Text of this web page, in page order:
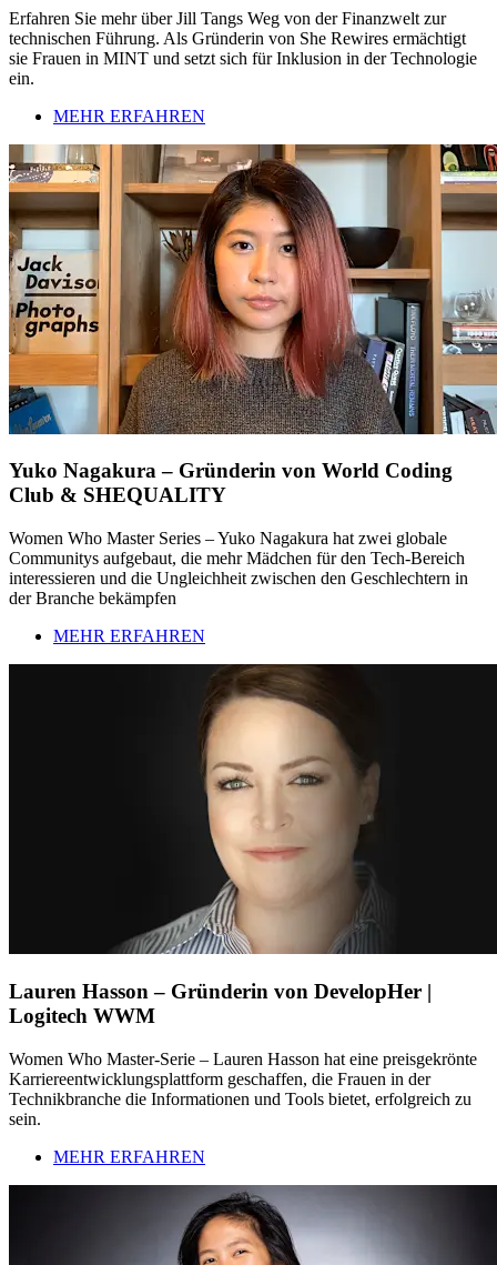
Erfahren Sie mehr über Jill Tangs Weg von der Finanzwelt zur
technischen Führung. Als Gründerin von She Rewires ermächtigt
sie Frauen in MINT und setzt sich für Inklusion in der Technologie
ein.
MEHR ERFAHREN
Yuko Nagakura – Gründerin von World Coding
Club & SHEQUALITY
Women Who Master Series – Yuko Nagakura hat zwei globale
Communitys aufgebaut, die mehr Mädchen für den Tech-Bereich
interessieren und die Ungleichheit zwischen den Geschlechtern in
der Branche bekämpfen
MEHR ERFAHREN
Lauren Hasson – Gründerin von DevelopHer |
Logitech WWM
Women Who Master-Serie – Lauren Hasson hat eine preisgekrönte
Karriereentwicklungsplattform geschaffen, die Frauen in der
Technikbranche die Informationen und Tools bietet, erfolgreich zu
sein.
MEHR ERFAHREN